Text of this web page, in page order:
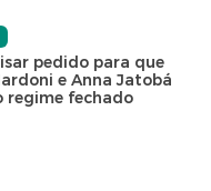
pedido para que
e Anna Jatobá
regime fechado